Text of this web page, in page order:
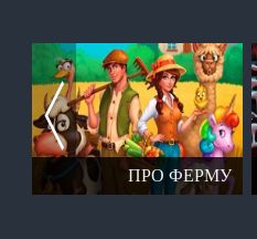
ПРО ФЕРМУ